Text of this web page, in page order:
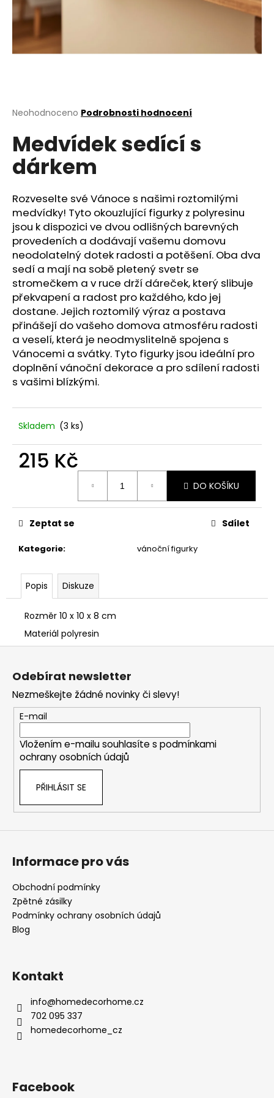
Průměrné
produktu
je
0,0
z
hvězdiček.
Neohodnoceno Podrobnosti hodnocení
Medvídek sedící s
dárkem
Rozveselte své Vánoce s našimi roztomilými
medvídky! Tyto okouzlující figurky z polyresinu
jsou k dispozici ve dvou odlišných barevných
provedeních a dodávají vašemu domovu
neodolatelný dotek radosti a potěšení. Oba dva
sedí a mají na sobě pletený svetr se
stromečkem a v ruce drží dáreček, který slibuje
překvapení a radost pro každého, kdo jej
dostane. Jejich roztomilý výraz a postava
přinášejí do vašeho domova atmosféru radosti
a veselí, která je neodmyslitelně spojena s
Vánocemi a svátky. Tyto figurky jsou ideální pro
doplnění vánoční dekorace a pro sdílení radosti
s vašimi blízkými.
Skladem (3 ks)
215 Kč
DO KOŠÍKU
Kategorie: vánoční figurky
Zeptat se Sdílet
Popis Diskuze
Rozměr 10 x 10 x 8 cm
Materiál polyresin
a
í
HLEDAT
D
o
p
o
r
u
č
u
j
e
m
e
VONNÁ
SOJOVÁ
DÝŇOVÁ
SEZÓNA
Kč
Odebírat newsletter
Nezmeškejte žádné novinky či slevy!
E-mail
Vložením e-mailu souhlasíte s podmínkami
ochrany osobních údajů
PŘIHLÁSIT SE
Informace pro vás
Obchodní podmínky
Zpětné zásilky
Podmínky ochrany osobních údajů
Blog
Kontakt
info@homedecorhome.cz
702 095 337
homedecorhome_cz
Facebook